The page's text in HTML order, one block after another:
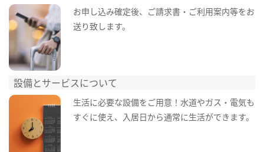
お申し込み確定後、ご請求書・ご利用案内等をお
送り致します。
設備とサービスについて
生活に必要な設備をご用意！水道やガス・電気も
すぐに使え、入居日から通常に生活ができます。